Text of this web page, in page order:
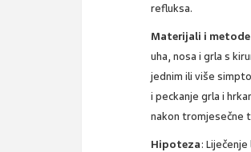
refluksa.
Materijali i metode
uha, nosa i grla s
jednim ili više
i peckanje grla i
nakon tromjesečne
Hipoteza: